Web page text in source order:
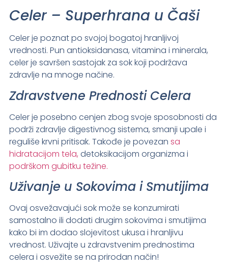
Celer – Superhrana u Čaši
Celer je poznat po svojoj bogatoj hranljivoj
vrednosti. Pun antioksidanasa, vitamina i minerala,
celer je savršen sastojak za sok koji podržava
zdravlje na mnoge načine.
Zdravstvene Prednosti Celera
Celer je posebno cenjen zbog svoje sposobnosti da
podrži zdravlje digestivnog sistema, smanji upale i
reguliše krvni pritisak. Takođe je povezan sa
hidratacijom tela, detoksikacijom organizma i
podrškom gubitku težine.
Uživanje u Sokovima i Smutijima
Ovaj osvežavajući sok može se konzumirati
samostalno ili dodati drugim sokovima i smutijima
kako bi im dodao slojevitost ukusa i hranljivu
vrednost. Uživajte u zdravstvenim prednostima
celera i osvežite se na prirodan način!